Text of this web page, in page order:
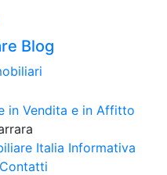
Blog
Italia Informativa
Contatti